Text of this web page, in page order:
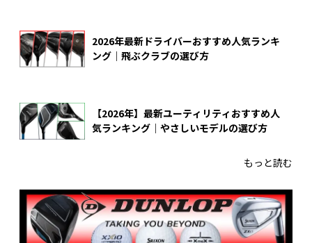
2026年最新ドライバーおすすめ人気ランキ
ング｜飛ぶクラブの選び方
【2026年】最新ユーティリティおすすめ人
気ランキング｜やさしいモデルの選び方
もっと読む